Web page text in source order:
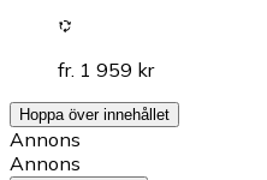
fr. 1 959 kr
Hoppa över innehållet
Annons
Annons